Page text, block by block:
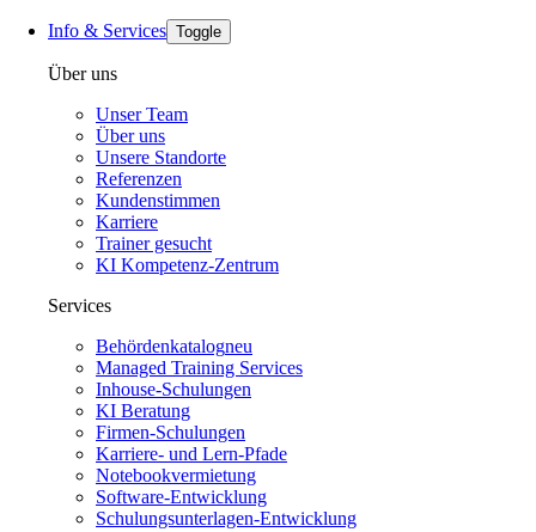
Info & Services Toggle
Über uns
Unser Team
Über uns
Unsere Standorte
Referenzen
Kundenstimmen
Karriere
Trainer gesucht
KI Kompetenz-Zentrum
Services
Behördenkatalogneu
Managed Training Services
Inhouse-Schulungen
KI Beratung
Firmen-Schulungen
Karriere- und Lern-Pfade
Notebookvermietung
Software-Entwicklung
Schulungsunterlagen-Entwicklung